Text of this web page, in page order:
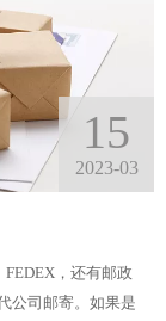
15
2023-03
，还有邮政
公司邮寄。如果是